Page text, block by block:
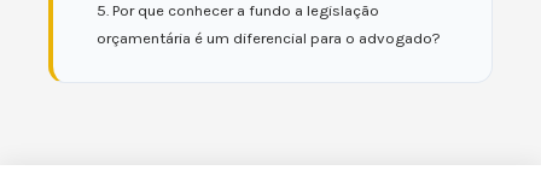
5. Por que conhecer a fundo a legislação
orçamentária é um diferencial para o advogado?